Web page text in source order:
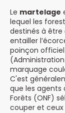
Le martelage
lequel les
destinés à être
entailler
poinçon officiel
marquage
C'est
que les agents
Forêts (ONF)
couper et ceux